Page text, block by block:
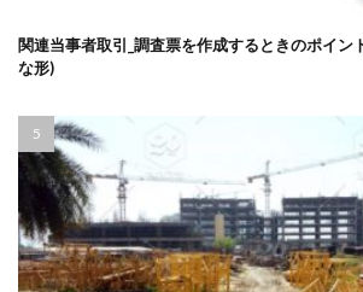
関連当事者取引_調査票を作成するときのポイン
な形)